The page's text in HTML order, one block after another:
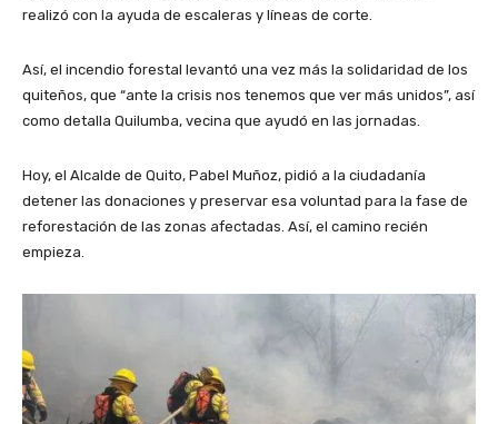
realizó con la ayuda de escaleras y líneas de corte.
Así, el incendio forestal levantó una vez más la solidaridad de los
quiteños, que “ante la crisis nos tenemos que ver más unidos”, así
como detalla Quilumba, vecina que ayudó en las jornadas.
Hoy, el Alcalde de Quito, Pabel Muñoz, pidió a la ciudadanía
detener las donaciones y preservar esa voluntad para la fase de
reforestación de las zonas afectadas. Así, el camino recién
empieza.